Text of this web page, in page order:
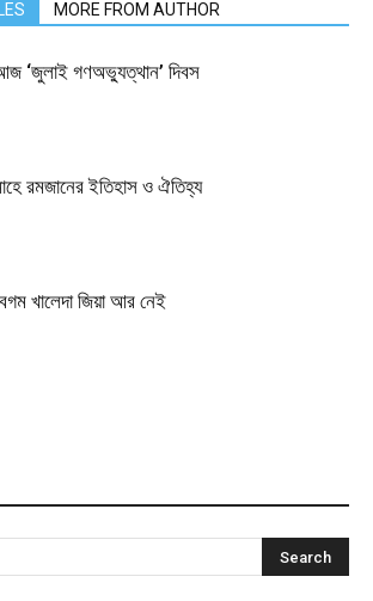
MORE FROM AUTHOR
‘জুলাই গণঅভ্যুত্থান’ দিবস
রমজানের ইতিহাস ও ঐতিহ্য
খালেদা জিয়া আর নেই